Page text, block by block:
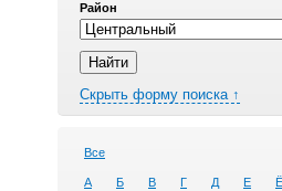
Район
Скрыть форму поиска ↑
Все
А Б В Г Д Е Ё